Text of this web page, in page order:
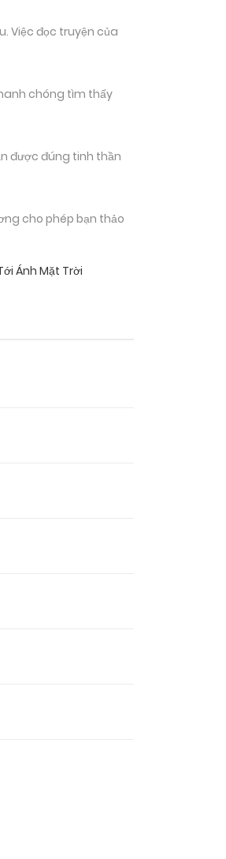
Việc đọc truyện của
chóng tìm thấy
được đúng tinh thần
cho phép bạn thảo
Ánh Mặt Trời